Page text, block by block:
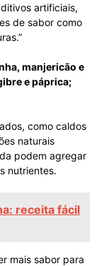
artificiais,
de sabor como
manjericão e
e páprica;
como caldos
naturais
podem agregar
nutrientes.
receita fácil
mais sabor para